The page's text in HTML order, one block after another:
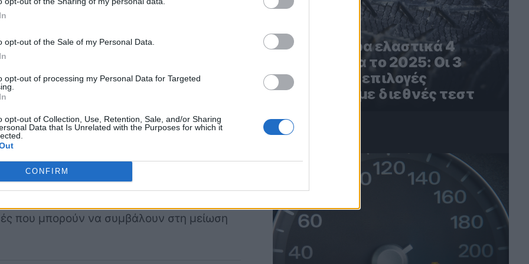
opt-out of the Sale of my Personal Data.
opt-out of processing my Personal Data for Targeted
opt-out of Collection, Use, Retention, Sale, and/or Sharing
Data that Is Unrelated with the Purposes for which it
CONFIRM
μέσω της σωστής συντήρησης
σε χαμηλά επίπεδα , είναι σημαντικό να
τακτικάμαζί με το φίλτρο λαδιού
της τριβής, αποτρέποντας τη δημιουργία
απόδοση του κινητήρα.
που μπορούν να συμβάλουν στη μείωση
Τα καλύτερα ελαστικά 4
εποχών για το 2025: Οι 3
καλύτερες επιλογές
σύμφωνα με διεθνές τεστ
4